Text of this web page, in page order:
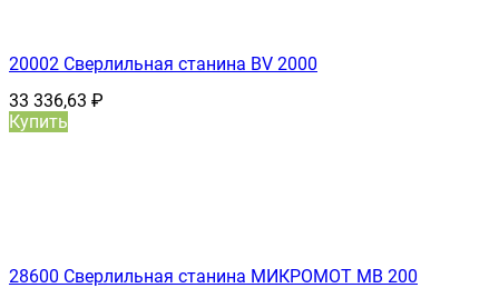
20002 Сверлильная станина BV 2000
33 336,63 ₽
Купить
28600 Сверлильная станина МИКРОМОТ МВ 200